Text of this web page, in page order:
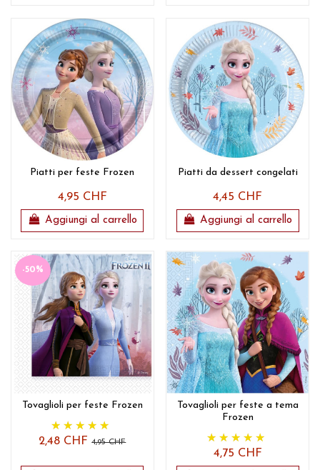
Piatti per feste Frozen
4,95 CHF
Aggiungi al carrello
Piatti da dessert congelati
4,45 CHF
Aggiungi al carrello
-50%
Tovaglioli per feste Frozen
2,48 CHF4,95 CHF
Tovaglioli per feste a tema
Frozen
4,75 CHF